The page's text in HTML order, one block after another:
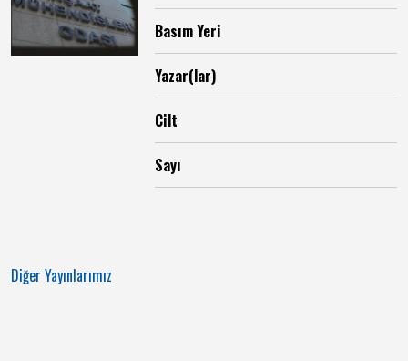
Basım Yeri
Yazar(lar)
Cilt
Sayı
Diğer Yayınlarımız